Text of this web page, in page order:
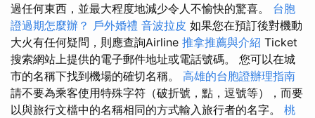
過任何東西，並最大程度地減少令人不愉快的驚喜。 台胞
證過期怎麼辦？ 戶外婚禮 音波拉皮 如果您在預訂後對機動
大火有任何疑問，則應查詢Airline 推拿推薦與介紹 Ticket
搜索網站上提供的電子郵件地址或電話號碼。 您可以在城
市的名稱下找到機場的確切名稱。 高雄的台胞證辦理指南
請不要為乘客使用特殊字符（破折號，點，逗號等），而要
以與旅行文檔中的名稱相同的方式輸入旅行者的名字。 桃